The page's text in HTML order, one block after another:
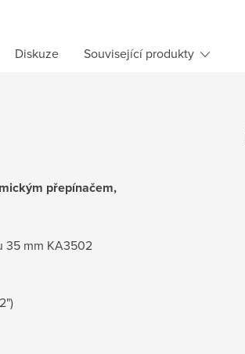
Diskuze Související produkty
přepínačem,
35 mm KA3502